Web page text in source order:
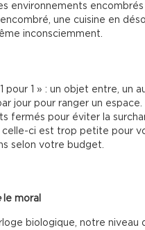
environnements
encombré, une cuisine en
inconsciemment.
pour 1 » : un objet entre, un
jour pour ranger un espace.
fermés pour éviter la
celle-ci est trop petite pour
selon votre budget.
le moral
biologique, notre niveau